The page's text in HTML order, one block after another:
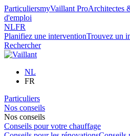
ParticuliersmyVaillant ProArchitectes
d'emploi
NLFR
Planifiez une interventionTrouvez un
Rechercher
NL
FR
Particuliers
Nos conseils
Nos conseils
Conseils pour votre chauffage